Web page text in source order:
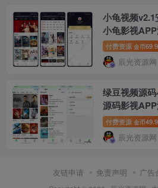
小龟视频
小龟影视
接苹果CMS
付费资源 金币
辰光资源网
绿豆视频源
源码影视
付费资源 金币49.9
辰光资源网
友链申请 免责声明 广告